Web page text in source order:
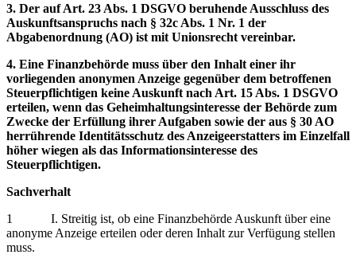
3. Der auf Art. 23 Abs. 1 DSGVO beruhende Ausschluss des
Auskunftsanspruchs nach § 32c Abs. 1 Nr. 1 der
Abgabenordnung (AO) ist mit Unionsrecht vereinbar.
4. Eine Finanzbehörde muss über den Inhalt einer ihr
vorliegenden anonymen Anzeige gegenüber dem betroffenen
Steuerpflichtigen keine Auskunft nach Art. 15 Abs. 1 DSGVO
erteilen, wenn das Geheimhaltungsinteresse der Behörde zum
Zwecke der Erfüllung ihrer Aufgaben sowie der aus § 30 AO
herrührende Identitätsschutz des Anzeigeerstatters im Einzelfall
höher wiegen als das Informationsinteresse des
Steuerpflichtigen.
Sachverhalt
1 I. Streitig ist, ob eine Finanzbehörde Auskunft über eine
anonyme Anzeige erteilen oder deren Inhalt zur Verfügung stellen
muss.